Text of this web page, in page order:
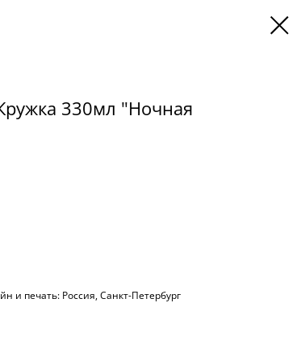
330мл "Ночная
и печать: Россия, Санкт-Петербург